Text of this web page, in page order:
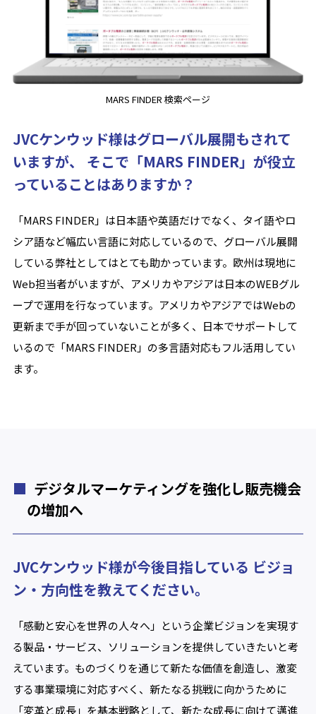
MARS FINDER 検索ページ
JVCケンウッド様はグローバル展開もされて
いますが、 そこで「MARS FINDER」が役立
っていることはありますか？
「MARS FINDER」は日本語や英語だけでなく、タイ語やロ
シア語など幅広い言語に対応しているので、グローバル展開
している弊社としてはとても助かっています。欧州は現地に
Web担当者がいますが、アメリカやアジアは日本のWEBグル
ープで運用を行なっています。アメリカやアジアではWebの
更新まで手が回っていないことが多く、日本でサポートして
いるので「MARS FINDER」の多言語対応もフル活用してい
ます。
デジタルマーケティングを強化し販売機会
の増加へ
JVCケンウッド様が今後目指している ビジョ
ン・方向性を教えてください。
「感動と安心を世界の人々へ」という企業ビジョンを実現す
る製品・サービス、ソリューションを提供していきたいと考
えています。ものづくりを通じて新たな価値を創造し、激変
する事業環境に対応すべく、新たなる挑戦に向かうために
「変革と成長」を基本戦略として、新たな成長に向けて邁進